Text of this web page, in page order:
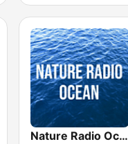
Nature Radio Ocean